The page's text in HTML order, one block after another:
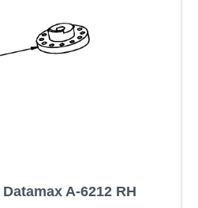
A-6212 RH